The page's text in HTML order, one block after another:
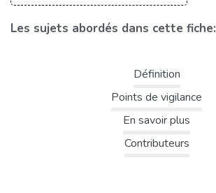
Les sujets abordés dans cette fiche:
Définition
Points de vigilance
En savoir plus
Contributeurs